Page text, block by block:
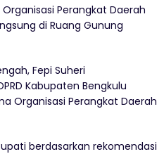
Perangkat Daerah
di Ruang Gunung
Fepi Suheri
Kabupaten Bengkulu
Organisasi Perangkat Daerah
berdasarkan rekomendasi